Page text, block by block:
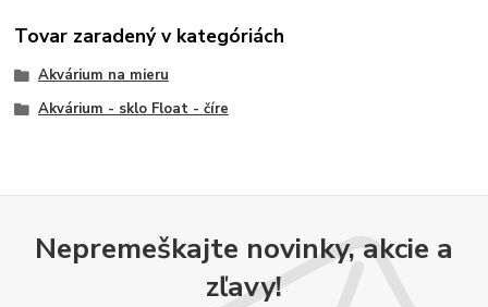
Tovar zaradený v kategóriách
Akvárium na mieru
Akvárium - sklo Float - číre
Nepremeškajte novinky, akcie a
zľavy!